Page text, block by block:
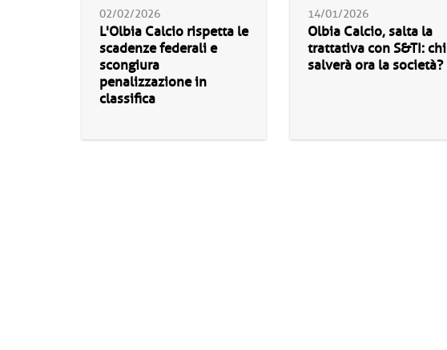
02/02/2026
L'Olbia Calcio rispetta le
scadenze federali e
scongiura
penalizzazione in
classifica
14/01/2026
Olbia Calcio, salta la
trattativa con S&TI: chi
salverà ora la società?